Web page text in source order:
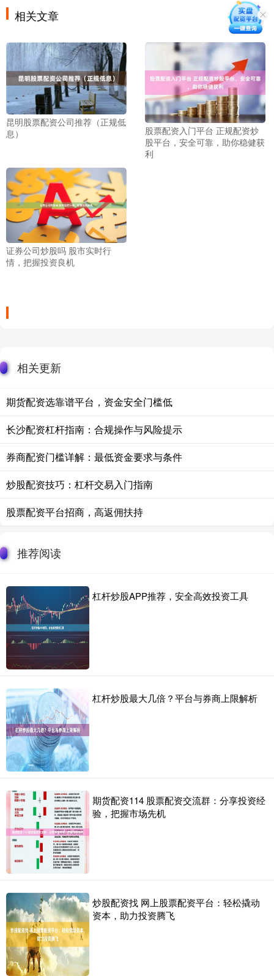
相关文章
昆明股票配资公司推荐（正规低
息）
股票配资入门平台 正规配资炒
股平台，安全可靠，助你稳健获
利
证券公司炒股吗 股市实时行
情，把握投资良机
相关更新
期货配资选靠谱平台，资金安全门槛低
长沙配资杠杆指南：合规操作与风险提示
券商配资门槛详解：最低资金要求与条件
炒股配资技巧：杠杆交易入门指南
股票配资平台招商，高返佣扶持
推荐阅读
杠杆炒股APP推荐，安全高效投资工具
杠杆炒股最大几倍？平台与券商上限解析
期货配资114 股票配资交流群：分享投资经
验，把握市场先机
炒股配资找 网上股票配资平台：轻松撬动
资本，助力投资腾飞